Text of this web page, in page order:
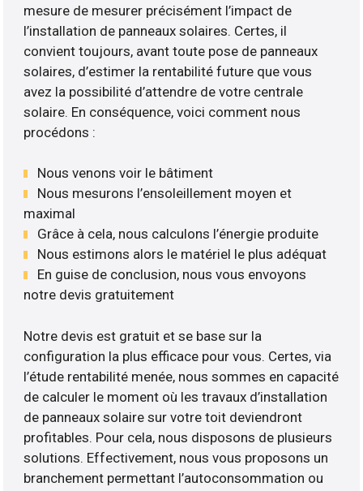
mesure de mesurer précisément l’impact de
l’installation de panneaux solaires. Certes, il
convient toujours, avant toute pose de panneaux
solaires, d’estimer la rentabilité future que vous
avez la possibilité d’attendre de votre centrale
solaire. En conséquence, voici comment nous
procédons :
Nous venons voir le bâtiment
Nous mesurons l’ensoleillement moyen et
maximal
Grâce à cela, nous calculons l’énergie produite
Nous estimons alors le matériel le plus adéquat
En guise de conclusion, nous vous envoyons
notre devis gratuitement
Notre devis est gratuit et se base sur la
configuration la plus efficace pour vous. Certes, via
l’étude rentabilité menée, nous sommes en capacité
de calculer le moment où les travaux d’installation
de panneaux solaire sur votre toit deviendront
profitables. Pour cela, nous disposons de plusieurs
solutions. Effectivement, nous vous proposons un
branchement permettant l’autoconsommation ou